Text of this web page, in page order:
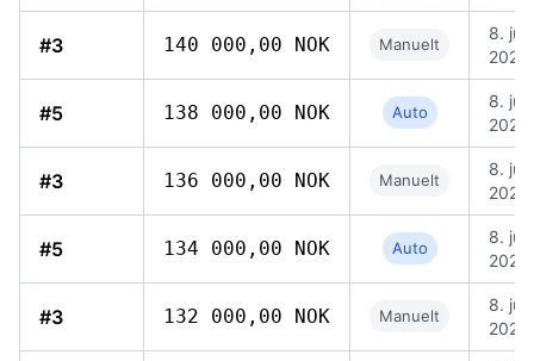
#3 140 000,00 NOK Manuelt
8. juni
#5 138 000,00 NOK Auto
8. juni
#3 136 000,00 NOK Manuelt
8. juni
#5 134 000,00 NOK Auto
8. juni
#3 132 000,00 NOK Manuelt
8. juni